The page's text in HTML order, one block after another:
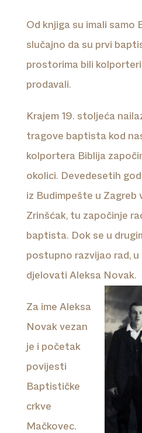
Od knjiga su imali samo
slučajno da su prvi
prostorima bili
prodavali.
Krajem 19. stoljeća
tragove baptista kod
kolportera Biblija
okolici. Devedesetih
iz Budimpešte u Zagreb
Zrinšćak, tu započinje
baptista. Dok se u
postupno razvijao rad,
djelovati Aleksa Novak.
Za ime Aleksa
Novak vezan
je i početak
povijesti
Baptističke
crkve
Mačkovec.